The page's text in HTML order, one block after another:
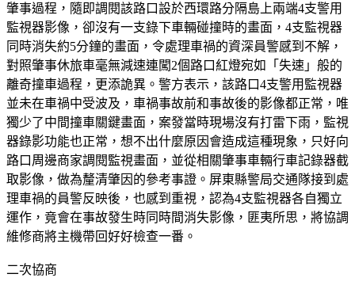
肇事過程，隨即調閱該路口設於西環路分隔島上兩端4支警用
監視器影像，卻沒有一支錄下車輛碰撞時的畫面，4支監視器
同時消失約5分鐘的畫面，令處理車禍的資深員警感到不解，
對照肇事休旅車毫無減速連闖2個路口紅燈宛如「失速」般的
離奇撞車過程，更添詭異。警方表示，該路口4支警用監視器
並未在車禍中受波及，車禍事故前和事故後的影像都正常，唯
獨少了中間撞車關鍵畫面，案發當時現場沒有打雷下雨，監視
器錄影功能也正常，想不出什麼原因會造成這種現象，只好向
路口周邊商家調閱監視畫面，並從相關肇事車輛行車記錄器截
取影像，做為釐清肇因的參考事證。屏東縣警局交通隊接到處
理車禍的員警反映後，也感到重視，認為4支監視器各自獨立
運作，竟會在事故發生時同時間消失影像，匪夷所思，將協調
維修商將主機帶回好好檢查一番。
二次協商